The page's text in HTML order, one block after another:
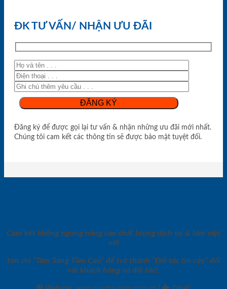
ĐK TƯ VẤN/ NHẬN ƯU ĐÃI
Đăng ký để được gọi lại tư vấn & nhận những ưu đãi mới nhất.
Chúng tôi cam kết các thông tin sẽ được bảo mật tuyệt đối.
Cam kết không ngừng nâng cao chất lượng dịch vụ & làm việc
với
tôn chỉ “Tâm Sáng Tầm Cao” để trở thành “Đối tác tin cậy” đối
với khách hàng và đối tác!.